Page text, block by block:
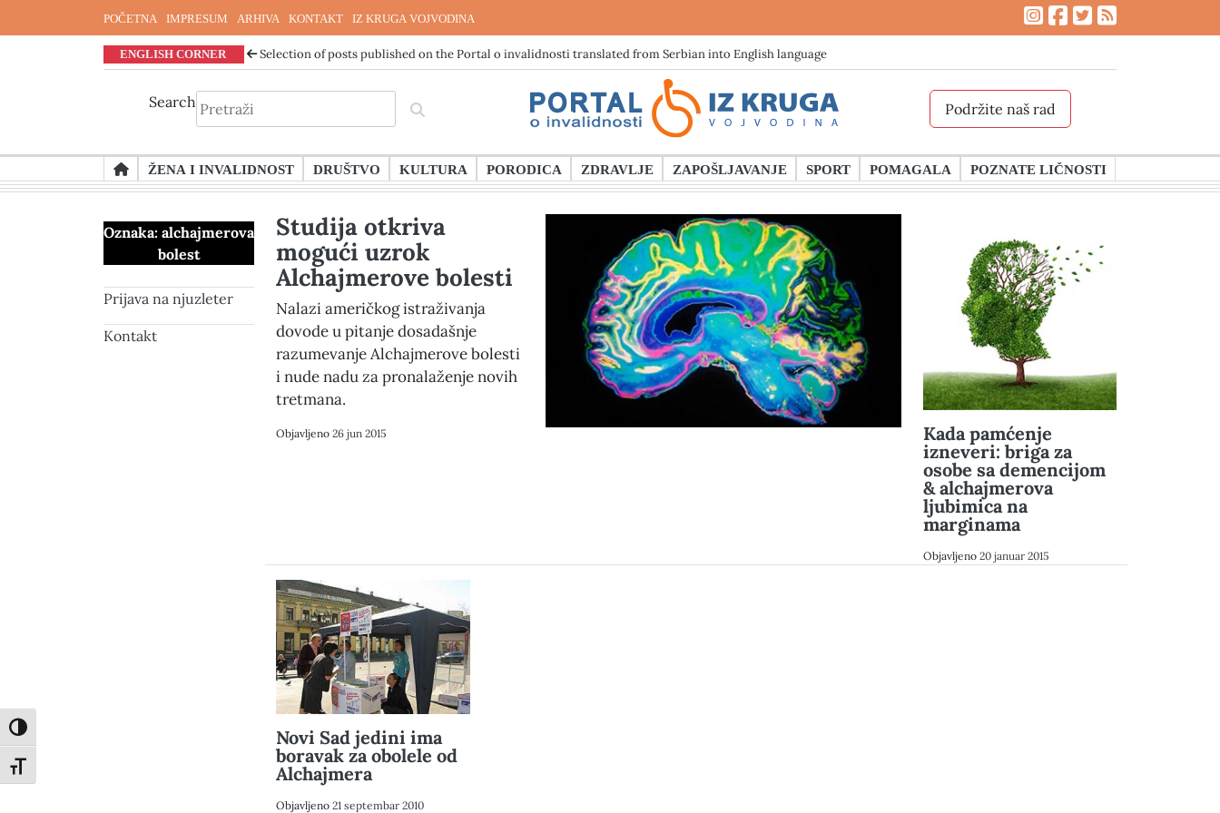
Toggle High Contrast
Toggle Font size
POČETNA IMPRESUM ARHIVA KONTAKT IZ KRUGA VOJVODINA
ENGLISH CORNER Selection of posts published on the Portal o invalidnosti translated from Serbian into English language
Search Podržite naš rad
to
content
ŽENA I INVALIDNOST DRUŠTVO KULTURA PORODICA ZDRAVLJE ZAPOŠLJAVANJE SPORT POMAGALA POZNATE LIČNOSTI
Oznaka: alchajmerova
bolest
Prijava na njuzleter
Kontakt
Studija otkriva
mogući uzrok
Alchajmerove bolesti
Nalazi američkog istraživanja
dovode u pitanje dosadašnje
razumevanje Alchajmerove bolesti
i nude nadu za pronalaženje novih
tretmana.
Objavljeno 26 jun 2015
Kada pamćenje
izneveri: briga za
osobe sa demencijom
& alchajmerova
ljubimica na
marginama
Objavljeno 20 januar 2015
Novi Sad jedini ima
boravak za obolele od
Alchajmera
Objavljeno 21 septembar 2010